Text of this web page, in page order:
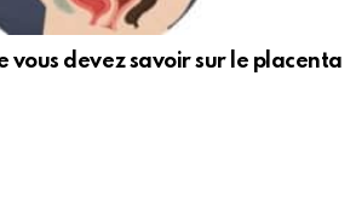
vous devez savoir sur le placenta